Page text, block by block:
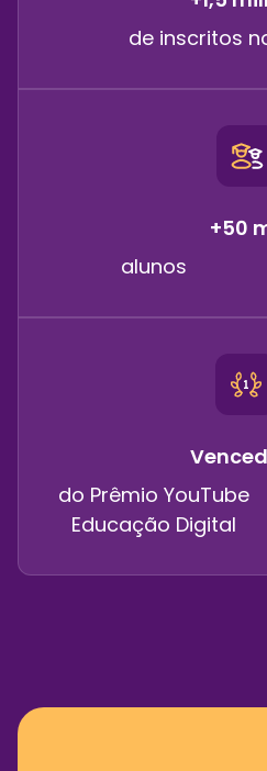
de inscritos
+50
alunos
do Prêmio YouTube
Educação Digital